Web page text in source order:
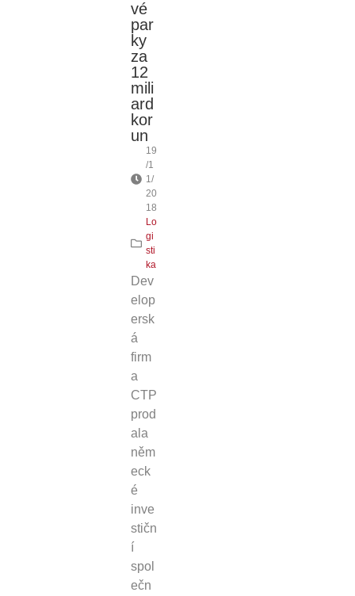
vé
par
ky
za
12
mili
ard
kor
un
19
/1
1/
20
18
Lo
gi
sti
ka
Dev
elop
ersk
á
firm
a
CTP
prod
ala
něm
eck
é
inve
stičn
í
spol
ečn